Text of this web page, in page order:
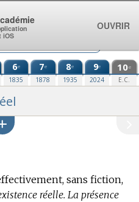
6e
1835
7e
1878
8e
1935
9e
2024
10e
E.C.
sans fiction,
réelle. La présence
iOS
OUVRIR